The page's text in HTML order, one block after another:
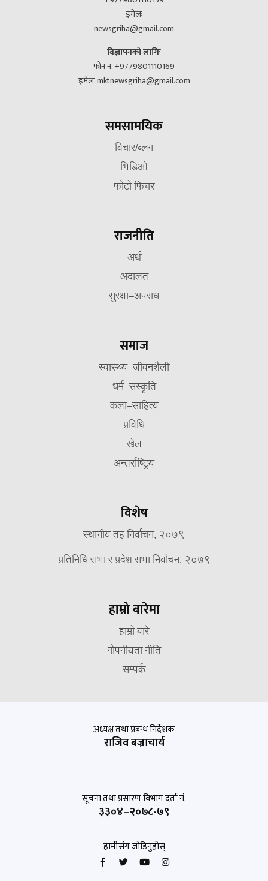
इमेलः
newsgriha@gmail.com
विज्ञापनको लागिः
फोन नं. +9779801110169
इमेलः mktnewsgriha@gmail.com
समसामयिक
विचार/ब्लग
भिडिओ
फोटो फिचर
राजनीति
अर्थ
अदालत
सुरक्षा–अपराध
समाज
स्वास्थ्य–जीवनशैली
धर्म–संस्कृति
कला–साहित्य
प्रविधि
खेल
अन्तर्राष्ट्रिय
विशेष
स्थानीय तह निर्वाचन, २०७९
प्रतिनिधि सभा र प्रदेश सभा निर्वाचन, २०७९
हाम्रो बारेमा
हाम्रो बारे
गोपनीयता नीति
सम्पर्क
अध्यक्ष तथा प्रबन्ध निर्देशक
राजिव बज्राचार्य
सूचना तथा प्रसारण विभाग दर्ता नं.
३३०४–२०७८-७९
हामीसंग जोडिनुहोस्